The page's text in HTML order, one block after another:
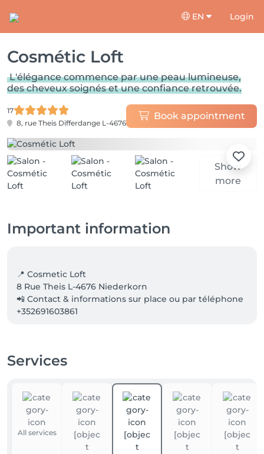
EN Login
Cosmétic Loft
L'élégance commence par une peau lumineuse,
des cheveux soignés et une confiance retrouvée.
17
8, rue Theis Differdange L-4676
Book appointment
Show
more
Important information
📍 Cosmetic Loft
8 Rue Theis L-4676 Niederkorn
📲 Contact & informations sur place ou par téléphone
Services
All services